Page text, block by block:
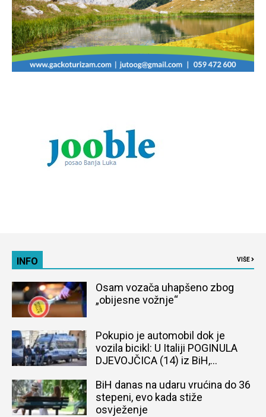
INFO VIŠE
Osam vozača uhapšeno zbog
„obijesne vožnje“
Pokupio je automobil dok je
vozila bicikl: U Italiji POGINULA
DJEVOJČICA (14) iz BiH,
BiH danas na udaru vrućina do 36
stepeni, evo kada stiže
osvježenje